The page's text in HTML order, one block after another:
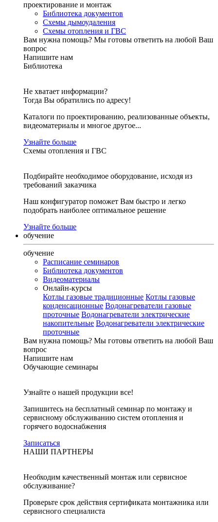
проектирование и монтаж
Библиотека документов
Схемы дымоудаления
Схемы отопления и ГВС
Вам нужна помощь? Мы готовы ответить на любой Ваш
вопрос
Напишите нам
Библиотека
Не хватает информации?
Тогда Вы обратились по адресу!
Каталоги по проектированию, реализованные объекты,
видеоматериалы и многое другое...
Узнайте больше
Схемы отопления и ГВС
Подбирайте необходимое оборудование, исходя из
требований заказчика
Наш конфигуратор поможет Вам быстро и легко
подобрать наиболее оптимальное решение
Узнайте больше
обучение
обучение
Расписание семинаров
Библиотека документов
Видеоматериалы
Онлайн-курсы
Котлы газовые традиционные Котлы газовые
конденсационные Водонагреватели газовые
проточные Водонагреватели электрические
накопительные Водонагреватели электрические
проточные
Вам нужна помощь? Мы готовы ответить на любой Ваш
вопрос
Напишите нам
Обучающие семинары
Узнайте о нашей продукции все!
Запишитесь на бесплатный семинар по монтажу и
сервисному обслуживанию систем отопления и
горячего водоснабжения
Записаться
НАШИ ПАРТНЕРЫ
Необходим качественный монтаж или сервисное
обслуживание?
Проверьте срок действия сертификата монтажника или
сервисного специалиста